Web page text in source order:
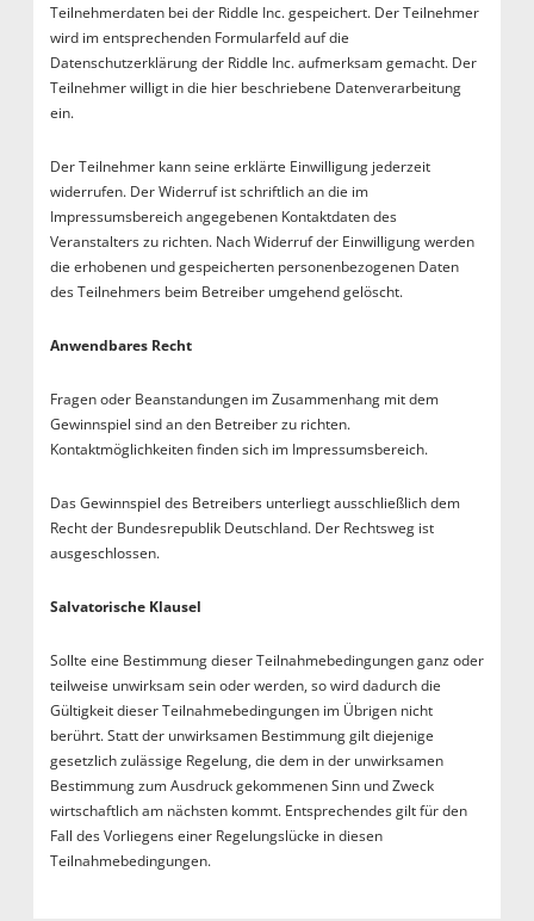
Teilnehmerdaten bei der Riddle Inc. gespeichert. Der Teilnehmer
wird im entsprechenden Formularfeld auf die
Datenschutzerklärung der Riddle Inc. aufmerksam gemacht. Der
Teilnehmer willigt in die hier beschriebene Datenverarbeitung
ein.
Der Teilnehmer kann seine erklärte Einwilligung jederzeit
widerrufen. Der Widerruf ist schriftlich an die im
Impressumsbereich angegebenen Kontaktdaten des
Veranstalters zu richten. Nach Widerruf der Einwilligung werden
die erhobenen und gespeicherten personenbezogenen Daten
des Teilnehmers beim Betreiber umgehend gelöscht.
Anwendbares Recht
Fragen oder Beanstandungen im Zusammenhang mit dem
Gewinnspiel sind an den Betreiber zu richten.
Kontaktmöglichkeiten finden sich im Impressumsbereich.
Das Gewinnspiel des Betreibers unterliegt ausschließlich dem
Recht der Bundesrepublik Deutschland. Der Rechtsweg ist
ausgeschlossen.
Salvatorische Klausel
Sollte eine Bestimmung dieser Teilnahmebedingungen ganz oder
teilweise unwirksam sein oder werden, so wird dadurch die
Gültigkeit dieser Teilnahmebedingungen im Übrigen nicht
berührt. Statt der unwirksamen Bestimmung gilt diejenige
gesetzlich zulässige Regelung, die dem in der unwirksamen
Bestimmung zum Ausdruck gekommenen Sinn und Zweck
wirtschaftlich am nächsten kommt. Entsprechendes gilt für den
Fall des Vorliegens einer Regelungslücke in diesen
Teilnahmebedingungen.